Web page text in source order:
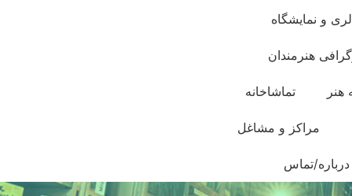
و نمایشگاه
هنرمندان
هنر تماشاخانه
مراکز و مشاغل
درباره/تماس